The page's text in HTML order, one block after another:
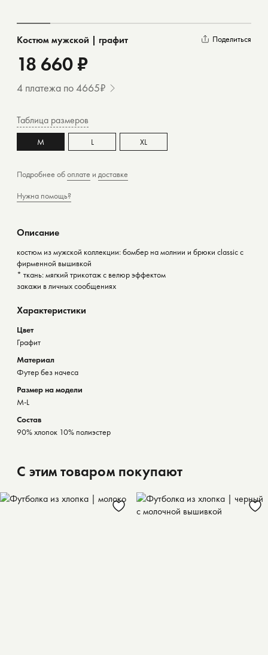
Поделиться
Костюм мужской | графит
18 660 ₽
4 платежа по 4665₽
Таблица размеров
M L XL
Подробнее обоплате и доставке
Нужна помощь?
Описание
костюм из мужской коллекции: бомбер на молнии и брюки classic с
фирменной вышивкой
* ткань: мягкий трикотаж с велюр эффектом
закажи в личных сообщениях
Характеристики
Цвет
Графит
Материал
Футер без начеса
Размер на модели
M-L
Состав
90% хлопок 10% полиэстер
С этим товаром покупают